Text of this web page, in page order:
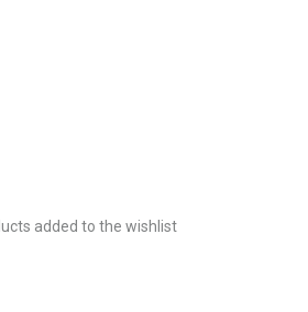
added to the wishlist